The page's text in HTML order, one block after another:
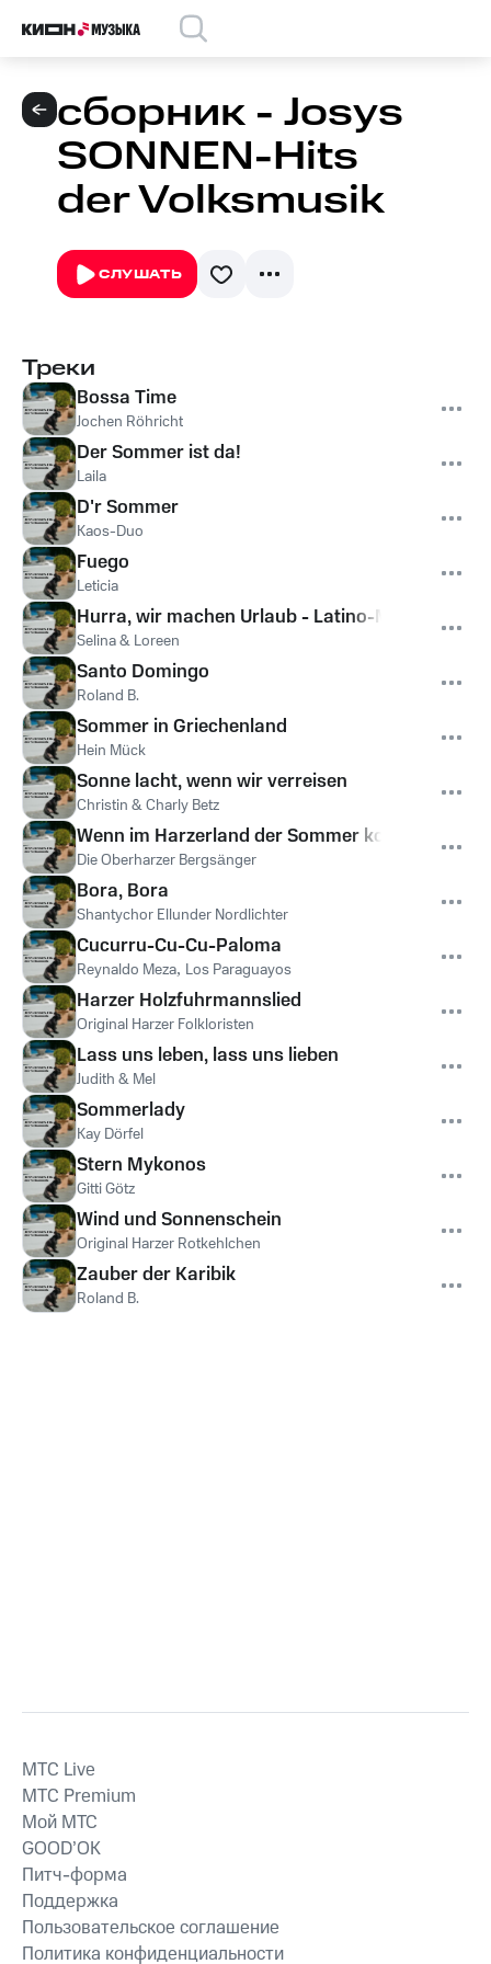
сборник - Josys
SONNEN-Hits
der Volksmusik
СЛУШАТЬ
Треки
Bossa Time
Jochen Röhricht
Der Sommer ist da!
Laila
D'r Sommer
Kaos-Duo
Fuego
Leticia
Hurra, wir machen Urlaub - Latino-Mix
Selina & Loreen
Santo Domingo
Roland B.
Sommer in Griechenland
Hein Mück
Sonne lacht, wenn wir verreisen
Christin & Charly Betz
Wenn im Harzerland der Sommer kommt
Die Oberharzer Bergsänger
Bora, Bora
Shantychor Ellunder Nordlichter
Cucurru-Cu-Cu-Paloma
Reynaldo Meza, Los Paraguayos
Harzer Holzfuhrmannslied
Original Harzer Folkloristen
Lass uns leben, lass uns lieben
Judith & Mel
Sommerlady
Kay Dörfel
Stern Mykonos
Gitti Götz
Wind und Sonnenschein
Original Harzer Rotkehlchen
Zauber der Karibik
Roland B.
MTС Live
MTС Premium
Мой МТС
GOOD’OK
Питч-форма
Поддержка
Пользовательское соглашение
Политика конфиденциальности